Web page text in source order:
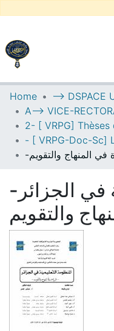
UNIVERSITY OF
Communities &
All of DSpace
Statistics
Home
-المنظومة التعليمية في الجزائر
والتقويم